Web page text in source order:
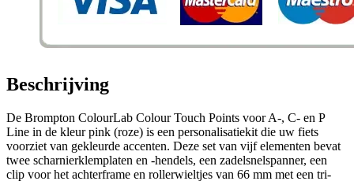
Beschrijving
De Brompton ColourLab Colour Touch Points voor A-, C- en P
Line in de kleur pink (roze) is een personalisatiekit die uw fiets
voorziet van gekleurde accenten. Deze set van vijf elementen bevat
twee scharnierklemplaten en -hendels, een zadelsnelspanner, een
clip voor het achterframe en rollerwieltjes van 66 mm met een tri-